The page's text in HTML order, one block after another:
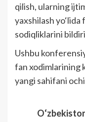
qilish, ularning
yaxshilash
sodiqliklarini
Ushbu
fan xodimlarining
yangi sahifani